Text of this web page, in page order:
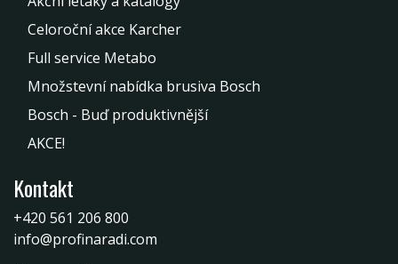
Celoroční akce Karcher
Full service Metabo
Množstevní nabídka brusiva Bosch
Bosch - Buď produktivnější
AKCE!
Kontakt
+420 561 206 800
info@profinaradi.com